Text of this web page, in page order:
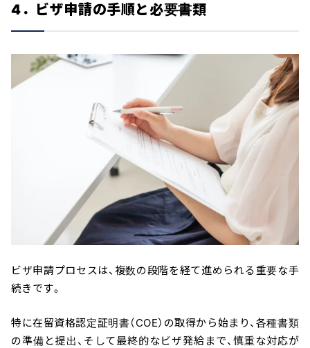
4．ビザ申請の手順と必要書類
ビザ申請プロセスは、複数の段階を経て進められる重要な手
続きです。
特に在留資格認定証明書（COE）の取得から始まり、各種書類
の準備と提出、そして最終的なビザ発給まで、慎重な対応が